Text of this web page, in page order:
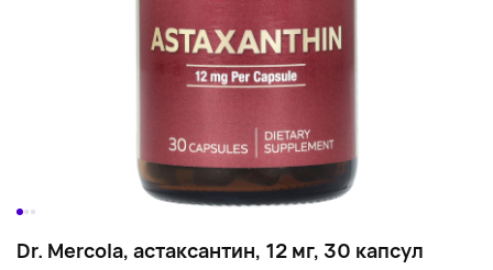
Dr. Mercola, астаксантин, 12 мг, 30 капсул